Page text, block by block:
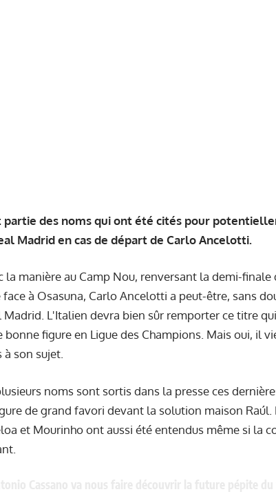
partie des noms qui ont été cités pour
Madrid en cas de départ de Carlo Ancelotti.
la manière au Camp Nou, renversant la demi-finale
à Osasuna, Carlo Ancelotti a peut-être, sans
Madrid. L'Italien devra bien sûr remporter ce titre
figure en Ligue des Champions. Mais oui, il
à son sujet.
noms sont sortis dans la presse ces
de grand favori devant la solution maison Raúl.
et Mourinho ont aussi été entendus même si la